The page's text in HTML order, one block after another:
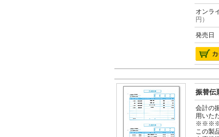
オン
円）
発売日
振替伝
会計の
用いた
この製